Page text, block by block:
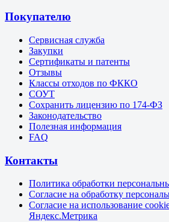
Покупателю
Сервисная служба
Закупки
Сертификаты и патенты
Отзывы
Классы отходов по ФККО
СОУТ
Сохранить лицензию по 174-ФЗ
Законодательство
Полезная информация
FAQ
Контакты
Политика обработки
Согласие на обработку
Согласие на использование
Яндекс.Метрика